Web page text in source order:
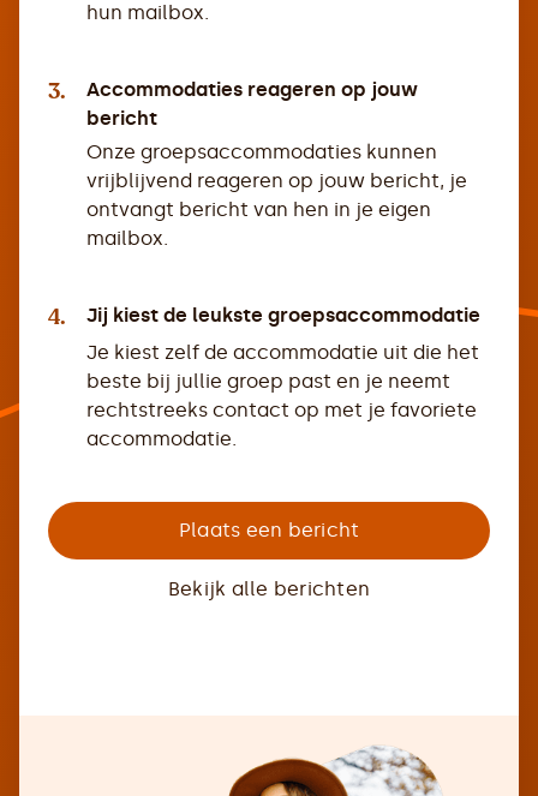
hun mailbox.
3.
Accommodaties reageren op jouw
bericht
Onze groepsaccommodaties kunnen
vrijblijvend reageren op jouw bericht, je
ontvangt bericht van hen in je eigen
mailbox.
4.
Jij kiest de leukste groepsaccommodatie
Je kiest zelf de accommodatie uit die het
beste bij jullie groep past en je neemt
rechtstreeks contact op met je favoriete
accommodatie.
Plaats een bericht
Bekijk alle berichten